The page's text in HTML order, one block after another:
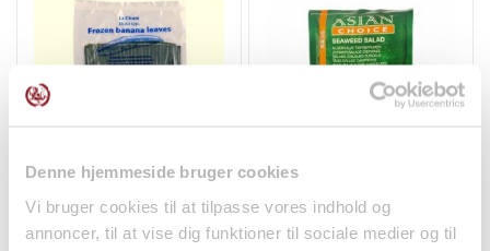
Denne hjemmeside bruger cookies
Vi bruger cookies til at tilpasse vores indhold og
annoncer, til at vise dig funktioner til sociale medier og til
Kun Sjælland & Lolland-Falster
454g BDMP
Frostvarer
Choice
Frostvarer